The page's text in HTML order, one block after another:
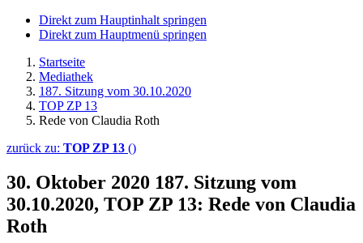
Direkt zum Hauptinhalt springen
Direkt zum Hauptmenü springen
Startseite
Mediathek
187. Sitzung vom 30.10.2020
TOP ZP 13
Rede von Claudia Roth
zurück zu: TOP ZP 13 ()
30. Oktober 2020 187. Sitzung vom
30.10.2020, TOP ZP 13: Rede von Claudia
Roth